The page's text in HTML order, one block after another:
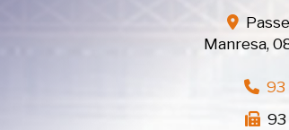
Manresa,
93